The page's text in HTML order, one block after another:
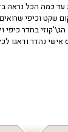
כמה הכל נראה
שקט וכיפי
בחדר כיפי
אישי נהדר ודאגו